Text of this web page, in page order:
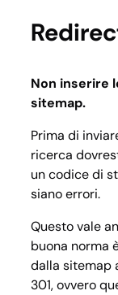
Non inserire
sitemap.
Prima di
ricerca
un codice di
siano errori.
Questo vale
buona norma
dalla sitemap
301, ovvero